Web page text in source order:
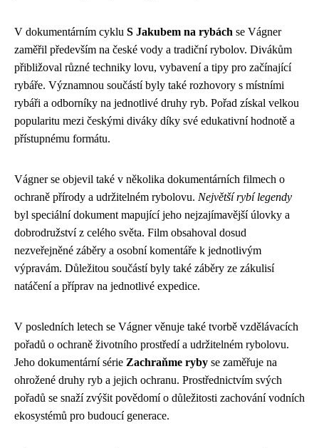
V dokumentárním cyklu S Jakubem na rybách se Vágner
zaměřil především na české vody a tradiční rybolov. Divákům
přibližoval různé techniky lovu, vybavení a tipy pro začínající
rybáře. Významnou součástí byly také rozhovory s místními
rybáři a odborníky na jednotlivé druhy ryb. Pořad získal velkou
popularitu mezi českými diváky díky své edukativní hodnotě a
přístupnému formátu.
Vágner se objevil také v několika dokumentárních filmech o
ochraně přírody a udržitelném rybolovu. Největší rybí legendy
byl speciální dokument mapující jeho nejzajímavější úlovky a
dobrodružství z celého světa. Film obsahoval dosud
nezveřejněné záběry a osobní komentáře k jednotlivým
výpravám. Důležitou součástí byly také záběry ze zákulisí
natáčení a příprav na jednotlivé expedice.
V posledních letech se Vágner věnuje také tvorbě vzdělávacích
pořadů o ochraně životního prostředí a udržitelném rybolovu.
Jeho dokumentární série Zachraňme ryby se zaměřuje na
ohrožené druhy ryb a jejich ochranu. Prostřednictvím svých
pořadů se snaží zvýšit povědomí o důležitosti zachování vodních
ekosystémů pro budoucí generace.